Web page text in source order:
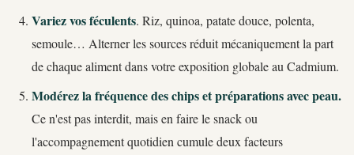
Variez vos féculents. Riz, quinoa, patate douce, polenta,
semoule… Alterner les sources réduit mécaniquement la part
de chaque aliment dans votre exposition globale au Cadmium.
Modérez la fréquence des chips et préparations avec peau.
Ce n'est pas interdit, mais en faire le snack ou
l'accompagnement quotidien cumule deux facteurs